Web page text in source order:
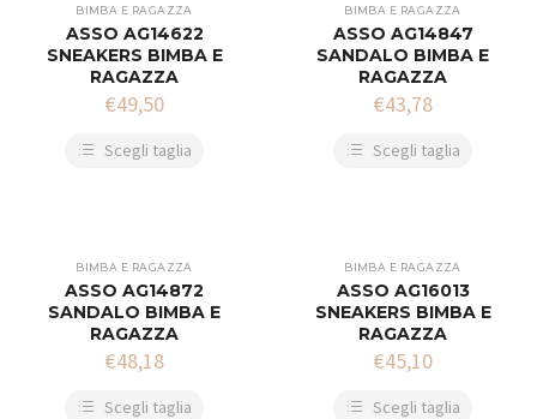
BIMBA E RAGAZZA
ASSO AG14622
SNEAKERS BIMBA E
RAGAZZA
€49,50
Scegli taglia
BIMBA E RAGAZZA
ASSO AG14847
SANDALO BIMBA E
RAGAZZA
€43,78
Scegli taglia
BIMBA E RAGAZZA
ASSO AG14872
SANDALO BIMBA E
RAGAZZA
€48,18
Scegli taglia
BIMBA E RAGAZZA
ASSO AG16013
SNEAKERS BIMBA E
RAGAZZA
€45,10
Scegli taglia